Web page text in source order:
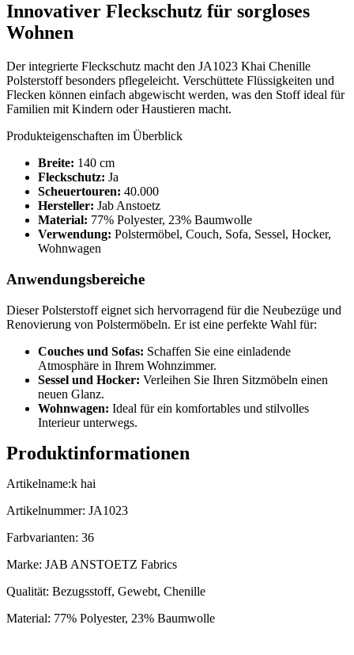
Innovativer Fleckschutz für sorgloses
Wohnen
Der integrierte Fleckschutz macht den JA1023 Khai Chenille
Polsterstoff besonders pflegeleicht. Verschüttete Flüssigkeiten und
Flecken können einfach abgewischt werden, was den Stoff ideal für
Familien mit Kindern oder Haustieren macht.
Produkteigenschaften im Überblick
Breite: 140 cm
Fleckschutz: Ja
Scheuertouren: 40.000
Hersteller: Jab Anstoetz
Material: 77% Polyester, 23% Baumwolle
Verwendung: Polstermöbel, Couch, Sofa, Sessel, Hocker,
Wohnwagen
Anwendungsbereiche
Dieser Polsterstoff eignet sich hervorragend für die Neubezüge und
Renovierung von Polstermöbeln. Er ist eine perfekte Wahl für:
Couches und Sofas: Schaffen Sie eine einladende
Atmosphäre in Ihrem Wohnzimmer.
Sessel und Hocker: Verleihen Sie Ihren Sitzmöbeln einen
neuen Glanz.
Wohnwagen: Ideal für ein komfortables und stilvolles
Interieur unterwegs.
Produktinformationen
Artikelname:k hai
Artikelnummer: JA1023
Farbvarianten: 36
Marke: JAB ANSTOETZ Fabrics
Qualität: Bezugsstoff, Gewebt, Chenille
Material: 77% Polyester, 23% Baumwolle